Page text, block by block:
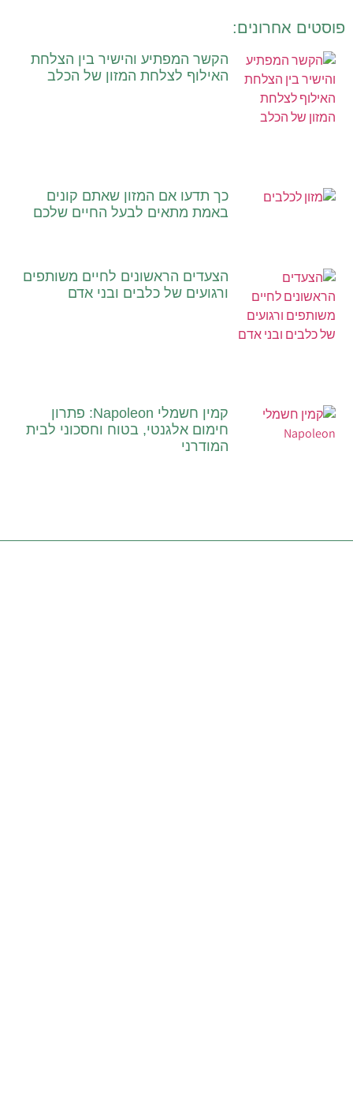
פוסטים אחרונים:
הקשר המפתיע והישיר בין הצלחת
האילוף לצלחת המזון של הכלב
כך תדעו אם המזון שאתם קונים
באמת מתאים לבעל החיים שלכם
הצעדים הראשונים לחיים משותפים
ורגועים של כלבים ובני אדם
קמין חשמלי Napoleon: פתרון
חימום אלגנטי, בטוח וחסכוני לבית
המודרני